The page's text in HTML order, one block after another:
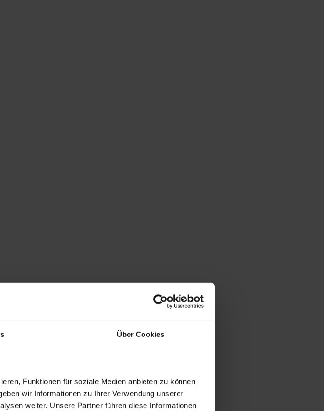
Über Cookies
Funktionen für soziale Medien anbieten zu können
wir Informationen zu Ihrer Verwendung unserer
weiter. Unsere Partner führen diese Informationen